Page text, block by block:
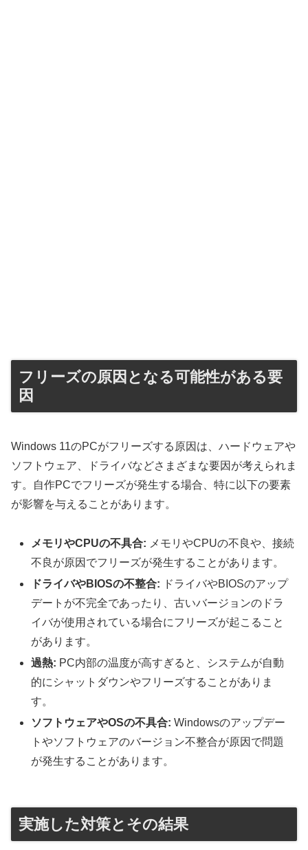
フリーズの原因となる可能性がある要
因
Windows 11のPCがフリーズする原因は、ハードウェアや
ソフトウェア、ドライバなどさまざまな要因が考えられま
す。自作PCでフリーズが発生する場合、特に以下の要素
が影響を与えることがあります。
メモリやCPUの不具合: メモリやCPUの不良や、接続
不良が原因でフリーズが発生することがあります。
ドライバやBIOSの不整合: ドライバやBIOSのアップ
デートが不完全であったり、古いバージョンのドラ
イバが使用されている場合にフリーズが起こること
があります。
過熱: PC内部の温度が高すぎると、システムが自動
的にシャットダウンやフリーズすることがありま
す。
ソフトウェアやOSの不具合: Windowsのアップデー
トやソフトウェアのバージョン不整合が原因で問題
が発生することがあります。
実施した対策とその結果